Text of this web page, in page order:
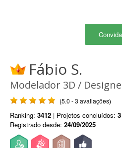
Fábio S.
Modelador 3D /
(5.0 - 3 avaliações)
Ranking: 3412 | Projetos concluídos: 3
Registrado desde: 24/09/2025